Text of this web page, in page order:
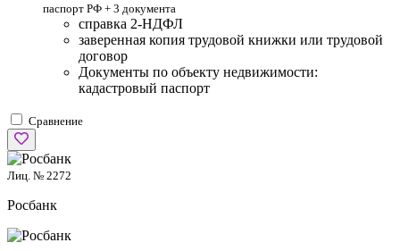
паспорт РФ + 3 документа
справка 2-НДФЛ
заверенная копия трудовой книжки или трудовой
договор
Документы по объекту недвижимости:
кадастровый паспорт
Сравнение
Лиц. № 2272
Росбанк